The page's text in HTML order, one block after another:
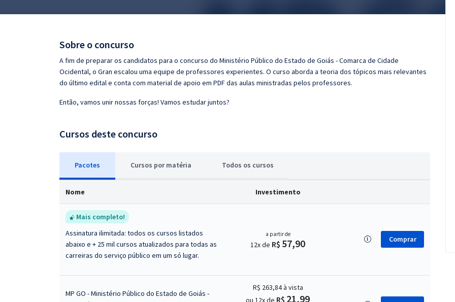
Questões grátis
Sobre o concurso
A fim de preparar os candidatos para o concurso do Ministério Público do Estado de Goiás - Comarca de Cidade
Ocidental, o Gran escalou uma equipe de professores experientes. O curso aborda a teoria dos tópicos mais relevantes
do último edital e conta com material de apoio em PDF das aulas ministradas pelos professores.
Então, vamos unir nossas forças! Vamos estudar juntos?
Cursos deste concurso
Pacotes Cursos por matéria Todos os cursos
Nome Investimento
Mais completo!
Assinatura ilimitada: todos os cursos listados
abaixo e + 25 mil cursos atualizados para todas as
carreiras do serviço público em um só lugar.
a partir de
12x de R$ 57,90 Comprar
MP GO - Ministério Público do Estado de Goiás -
R$ 263,84à vista
ou 12x de R$ 21,99